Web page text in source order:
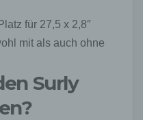
für 27,5 x 2,8″
mit als auch ohne
Surly